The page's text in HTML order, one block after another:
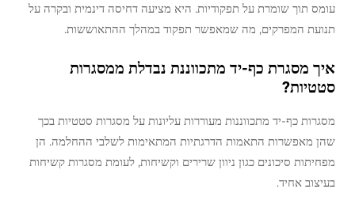
עומס תוך שומרת על תפקודיות. היא מציעה דחיסה דינמית ובקרה על
תנועת המפרקים, מה שמאפשר תפקוד במהלך ההתאוששות.
איך מסגרת כף-יד מתכווננת נבדלת ממסגרות
סטטיות?
מסגרות כף-יד מתכווננות מעוררות עליונות על מסגרות סטטיות בכך
שהן מאפשרות התאמות הדרגתיות המתאימות לשלבי ההחלמה. הן
מפחיתות סיכונים כגון ניוון שרירים וקשיחות, לעומת מסגרות קשיחות
בעיצוב אחיד.